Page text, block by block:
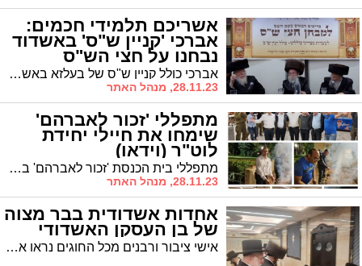
אשריכם תלמידי חכמים:
אברכי 'קניין ש"ס' באשדוד
נבחנו על חצי הש"ס
אברכי כולל קניין ש"ס של בעלזא באשדוד נבחנו ונמצאו בקיאים במחצית הש"ס. "בקיאות מדהימה"
28.11.23, מנהל האתר
מתפללי 'זכור לאברהם'
שימחו את חיילי יחידת
לוט"ר (וידאו)
מתפללי בית הכנסת 'זכור לאברהם' בעיר יזמו אתמול ערב התרעננות ושמחה לחיילי לוט"ר וגבעתי בכיסופים. היה אש
28.11.23, מנהל האתר
אחדות אשדודית בבר מצוה
של בן העסקן האשדודי
אישי ציבור ורבנים מכל החוגים נראו אתמול בשמחת בר המצווה לבנו של העסקן האשדודי ר' אליהו שמוטץ, שבתפקידו האחרון כיהן כיו"ר מטה 'אשדוד התורנית'